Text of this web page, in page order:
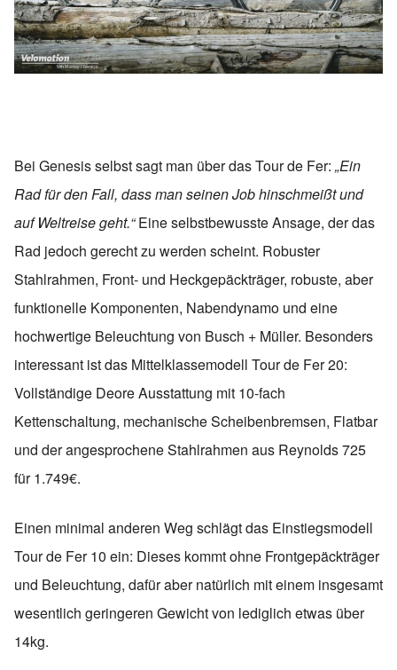
Bei Genesis selbst sagt man über das Tour de Fer: „Ein
Rad für den Fall, dass man seinen Job hinschmeißt und
auf Weltreise geht.“Eine selbstbewusste Ansage, der das
Rad jedoch gerecht zu werden scheint. Robuster
Stahlrahmen, Front- und Heckgepäckträger, robuste, aber
funktionelle Komponenten, Nabendynamo und eine
hochwertige Beleuchtung von Busch + Müller. Besonders
interessant ist das Mittelklassemodell Tour de Fer 20:
Vollständige Deore Ausstattung mit 10-fach
Kettenschaltung, mechanische Scheibenbremsen, Flatbar
und der angesprochene Stahlrahmen aus Reynolds 725
für 1.749€.
Einen minimal anderen Weg schlägt das Einstiegsmodell
Tour de Fer 10 ein: Dieses kommt ohne Frontgepäckträger
und Beleuchtung, dafür aber natürlich mit einem insgesamt
wesentlich geringeren Gewicht von lediglich etwas über
14kg.